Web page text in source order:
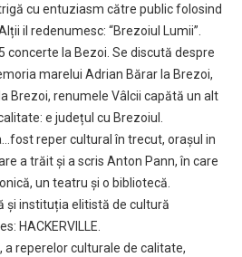
cu entuziasm către public folosind
il redenumesc: “Brezoiul Lumii”.
concerte la Bezoi. Se discută despre
marelui Adrian Bărar la Brezoi,
Brezoi, renumele Vâlcii capătă un alt
e județul cu Brezoiul.
reper cultural în trecut, orașul in
a trăit și a scris Anton Pann, în care
un teatru și o bibliotecă.
și instituția elitistă de cultură
HACKERVILLE.
a reperelor culturale de calitate,